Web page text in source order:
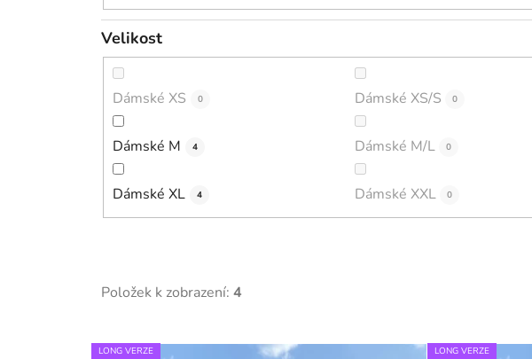
Velikost
Dámské XS 0 Dámské XS/S 0
Dámské M 4 Dámské M/L 0
Dámské XL 4 Dámské XXL 0
Položek k zobrazení: 4
VLONG VERZE LONG VERZE